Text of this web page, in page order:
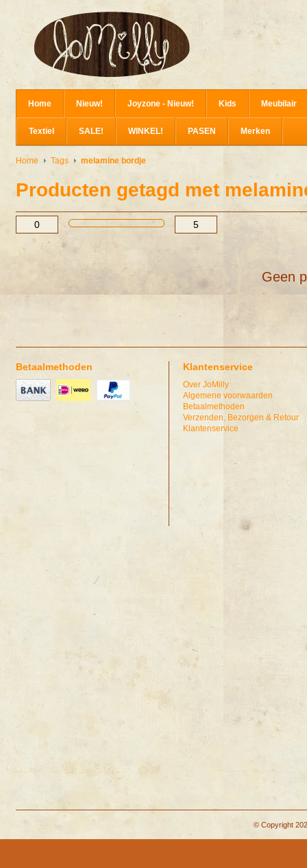
Home Nieuw! Joyzone - Nieuw! Kids Meubilair
Textiel SALE! WINKEL! PASEN Merken
Home Tags melamine bordje
Producten getagd met
Geen
Betaalmethoden Klantenservice
Over JoMilly
Algemene voorwaarden
Betaalmethoden
Verzenden, Bezorgen & Retour
Klantenservice
© Copyright